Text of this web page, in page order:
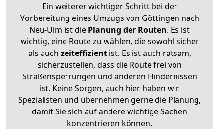
Ein weiterer wichtiger Schritt bei der
Vorbereitung eines Umzugs von Göttingen nach
Neu-Ulm ist die Planung der Routen. Es ist
wichtig, eine Route zu wählen, die sowohl sicher
als auch zeiteffizientist. Es ist auch ratsam,
sicherzustellen, dass die Route frei von
Straßensperrungen und anderen Hindernissen
ist. Keine Sorgen, auch hier haben wir
Spezialisten und übernehmen gerne die Planung,
damit Sie sich auf andere wichtige Sachen
konzentrieren können.